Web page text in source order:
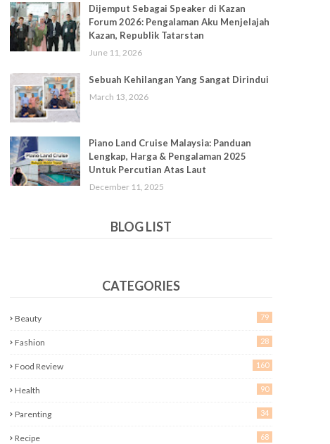
Dijemput Sebagai Speaker di Kazan
Forum 2026: Pengalaman Aku Menjelajah
Kazan, Republik Tatarstan
June 11, 2026
Sebuah Kehilangan Yang Sangat Dirindui
March 13, 2026
Piano Land Cruise Malaysia: Panduan
Lengkap, Harga & Pengalaman 2025
Untuk Percutian Atas Laut
December 11, 2025
BLOG LIST
CATEGORIES
Beauty 79
Fashion 28
Food Review 160
Health 90
Parenting 34
Recipe 68